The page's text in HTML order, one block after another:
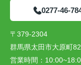
0277-46-
〒379-2304
群馬県太田市大原町
営業時間：